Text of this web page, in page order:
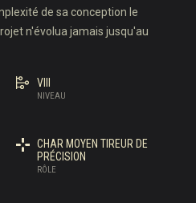
de sa conception le
n'évolua jamais jusqu'au
NIVEAU
VIII
RÔLE
CHAR MOYEN TIREUR DE
PRÉCISION